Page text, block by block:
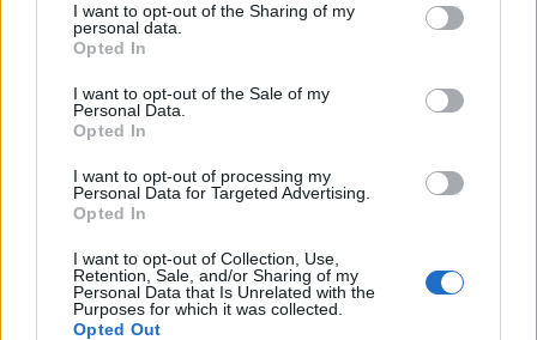
I want to opt-out of the Sharing of my
personal data.
Opted In
I want to opt-out of the Sale of my
Personal Data.
Opted In
I want to opt-out of processing my
Personal Data for Targeted Advertising.
Opted In
I want to opt-out of Collection, Use,
Retention, Sale, and/or Sharing of my
Personal Data that Is Unrelated with the
Purposes for which it was collected.
Opted Out
adót, a biztosítókat terhelő pénzügyi intézmények
december 31-ét követő időszakra már beszedett
baleseti adó az adóalanynak visszajár, a
visszafizetett adót a biztosító az állami
adóhatóságtól visszaigényelheti.